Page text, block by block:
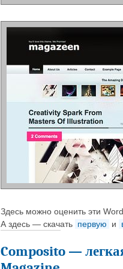
Здесь можно оценить эти
А здесь — скачать первую и
Composito —